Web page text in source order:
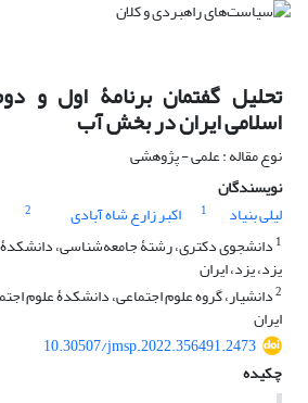
تحلیل گفتمان برنامۀ اول و
اسلامی ایران در بخش آب
نوع مقاله : علمی - پژوهشی
نویسندگان
لیلی بنیاد
1 اکبر زارع شاه آبادی
2
1 دانشجوی دکتری، رشتۀ جامعه‌شناسی، دانشکدۀ
یزد، یزد، ایران
2دانشیار، گروه علوم اجتماعی، دانشکدۀ علوم
ایران
10.30507/jmsp.2022.356491.2473
چکیده